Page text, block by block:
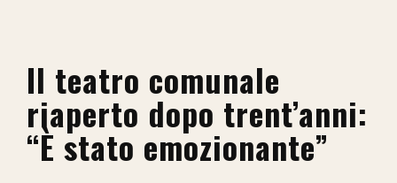
Il teatro comunale
riaperto dopo trent’anni:
“È stato emozionante”